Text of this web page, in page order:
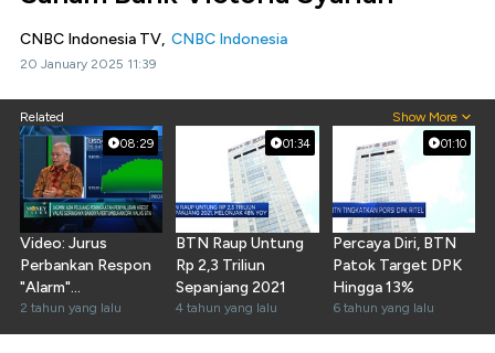
CNBC Indonesia TV, CNBC Indonesia
20 January 2025 11:39
Related Show More
08:29
Video: Jurus
Perbankan Respon
"Alarm"
Ketidakpastian
Global
2 tahun yang lalu
01:34
BTN Raup Untung
Rp 2,3 Triliun
Sepanjang 2021
4 tahun yang lalu
01:10
Percaya Diri, BTN
Patok Target DPK
Hingga 13%
6 tahun yang lalu